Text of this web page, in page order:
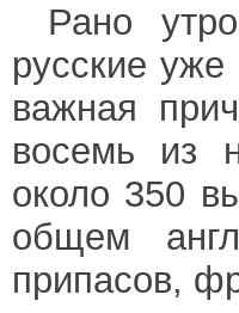
Рано
русские
важная
восемь из
около 350
общем
припасов,